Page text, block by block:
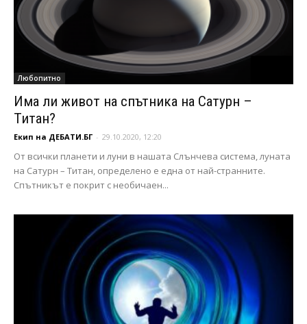
Любопитно
Има ли живот на спътника на Сатурн –
Титан?
Екип на ДЕБАТИ.БГ - 29.10.2020, 12:20
От всички планети и луни в нашата Слънчева система, луната
на Сатурн – Титан, определено е една от най-странните.
Спътникът е покрит с необичаен...